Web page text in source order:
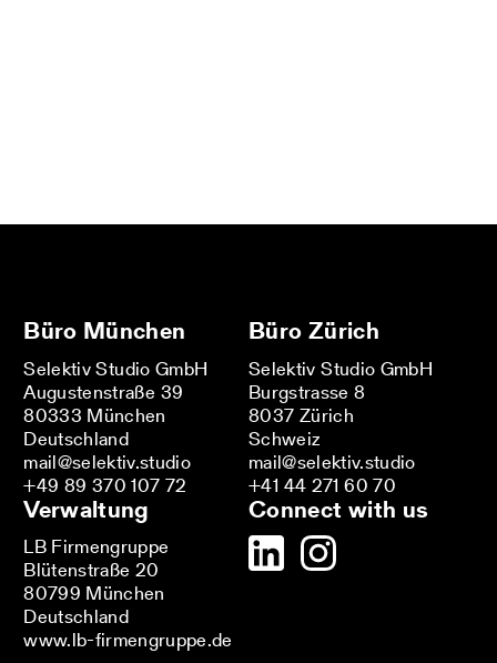
Büro München
Selektiv Studio GmbH
Augustenstraße 39
80333 München
Deutschland
mail@selektiv.studio
+49 89 370 107 72
Büro Zürich
Selektiv Studio GmbH
Burgstrasse 8
8037 Zürich
Schweiz
mail@selektiv.studio
+41 44 271 60 70
Verwaltung
LB Firmengruppe
Blütenstraße 20
80799 München
Deutschland
www.lb-firmengruppe.de
Connect with us